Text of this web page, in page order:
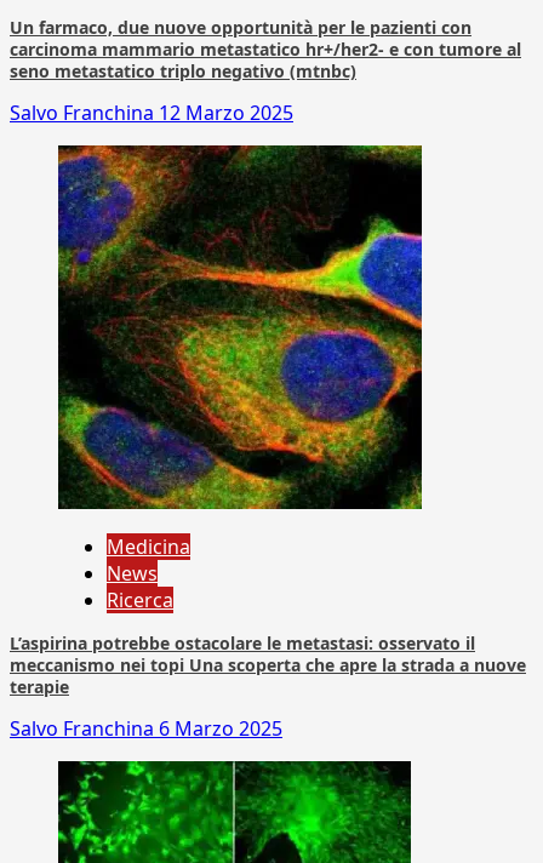
Un farmaco, due nuove opportunità per le pazienti con
carcinoma mammario metastatico hr+/her2- e con tumore al
seno metastatico triplo negativo (mtnbc)
Salvo Franchina 12 Marzo 2025
Medicina
News
Ricerca
L’aspirina potrebbe ostacolare le metastasi: osservato il
meccanismo nei topi Una scoperta che apre la strada a nuove
terapie
Salvo Franchina 6 Marzo 2025